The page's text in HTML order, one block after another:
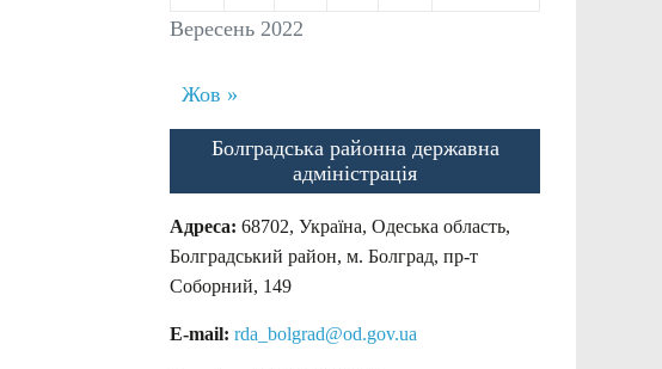
Вересень 2022
Жов »
Болградська районна державна
адміністрація
Адреса: 68702, Україна, Одеська область,
Болградський район, м. Болград, пр-т
Соборний, 149
E-mail: rda_bolgrad@od.gov.ua